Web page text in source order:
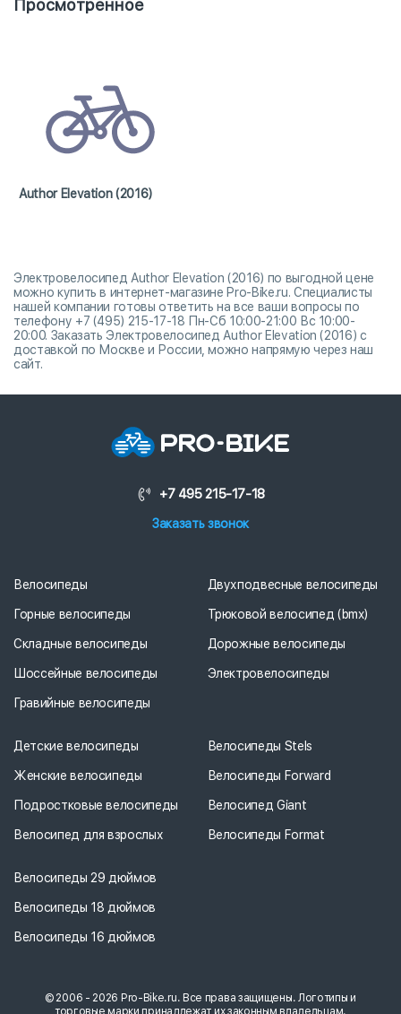
Просмотренное
Author Elevation (2016)
Электровелосипед Author Elevation (2016) по выгодной цене
можно купить в интернет-магазине Pro-Bike.ru. Специалисты
нашей компании готовы ответить на все ваши вопросы по
телефону +7 (495) 215-17-18 Пн-Сб 10:00-21:00 Вс 10:00-
20:00. Заказать Электровелосипед Author Elevation (2016) с
доставкой по Москве и России, можно напрямую через наш
сайт.
+7 495 215-17-18
Заказать звонок
Велосипеды
Горные велосипеды
Складные велосипеды
Шоссейные велосипеды
Гравийные велосипеды
Двухподвесные велосипеды
Трюковой велосипед (bmx)
Дорожные велосипеды
Электровелосипеды
Детские велосипеды
Женские велосипеды
Подростковые велосипеды
Велосипед для взрослых
Велосипеды Stels
Велосипеды Forward
Велосипед Giant
Велосипеды Format
Велосипеды 29 дюймов
Велосипеды 18 дюймов
Велосипеды 16 дюймов
© 2006 - 2026 Pro-Bike.ru. Все права защищены. Логотипы и
торговые марки принадлежат их законным владельцам.